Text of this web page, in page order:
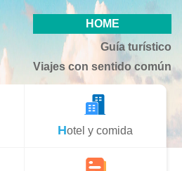
HOME
Guía turístico
Viajes con sentido común
Hotel y comida